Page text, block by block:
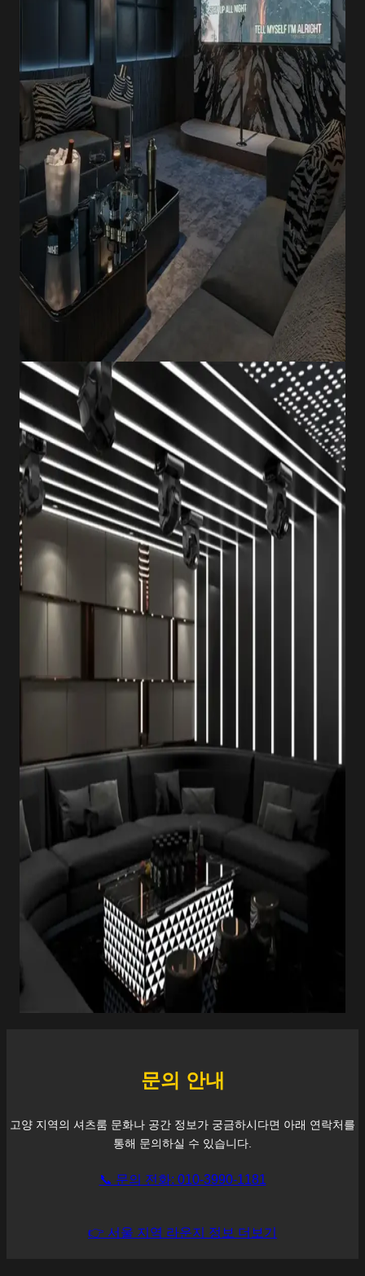
문의 안내
고양 지역의 셔츠룸 문화나 공간 정보가 궁금하시다면 아래 연락처를
통해 문의하실 수 있습니다.
📞 문의 전화: 010-3990-1181
👉 서울 지역 라운지 정보 더보기